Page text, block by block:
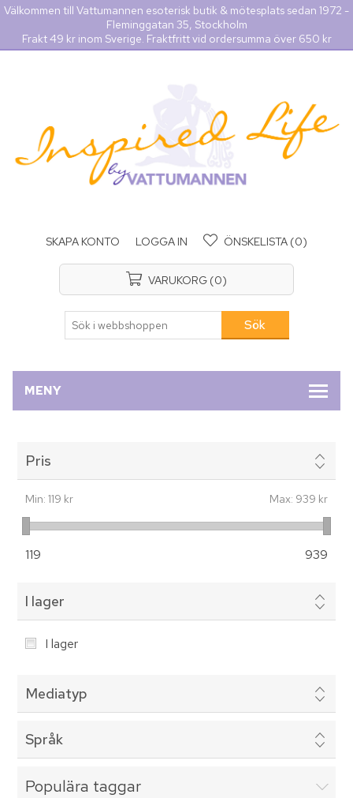
Välkommen till Vattumannen esoterisk butik & mötesplats sedan 1972 -
Fleminggatan 35, Stockholm
Frakt 49 kr inom Sverige. Fraktfritt vid ordersumma över 650 kr
SKAPA KONTO LOGGA IN ÖNSKELISTA (0)
VARUKORG (0)
MENY
Pris
Min: 119 kr Max: 939 kr
119 939
I lager
I lager
Mediatyp
Språk
Populära taggar